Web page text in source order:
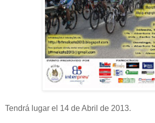
Tendrá lugar el 14 de Abril de 2013.